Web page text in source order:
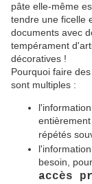
pâte elle-même
tendre une ficelle
documents avec
tempérament
décoratives !
Pourquoi faire
sont multiples :
répétés
besoin,
accès